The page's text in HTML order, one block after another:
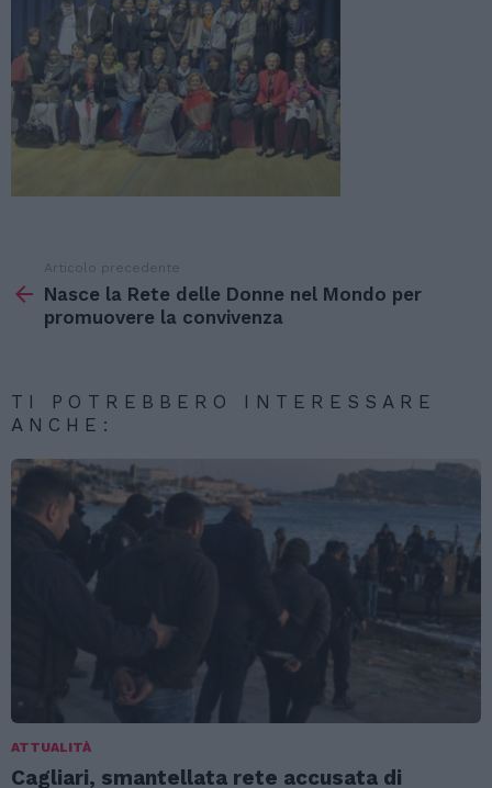
di
Articolo precedente
Nasce la Rete delle Donne nel Mondo per
promuovere la convivenza
TI POTREBBERO INTERESSARE
ANCHE:
ATTUALITÀ
Cagliari, smantellata rete accusata di